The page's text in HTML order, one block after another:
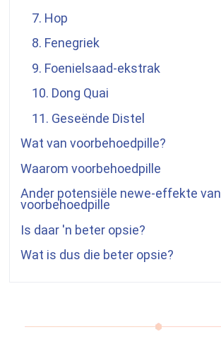
7. Hop
8. Fenegriek
9. Foenielsaad-ekstrak
10. Dong Quai
11. Geseënde Distel
Wat van voorbehoedpille?
Waarom voorbehoedpille
Ander potensiële newe-effekte van
voorbehoedpille
Is daar 'n beter opsie?
Wat is dus die beter opsie?